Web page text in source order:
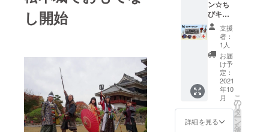
し開始
お名前
(ハンド
ルネー
ム可)を
お知ら
せ下さ
い。
久姫サ
インミ
ニ色紙
・登久
姫記念
御朱印
※リター
ンを宅
配便に
てお送
り致し
ます。
※豆掛軸
ン☆ち
びキャ
ラグッ
ズセッ
ト☆ ・
グッズ1
点にサ
イン ・
お礼の
御手紙
・登久
姫アク
リル
キーホ
支援
者：
1人
お届
け予
定：
2021
年10
月
詳細を見る
こ
の
リ
タ
ー
ン
を